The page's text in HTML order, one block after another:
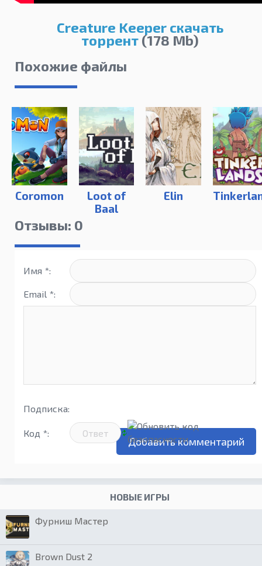
Creature Keeper скачать
торрент(178 Mb)
Похожие файлы
Coromon
Loot of
Baal
Elin
Отзывы: 0
Имя *:
Email *:
Подписка:
Код *:
НОВЫЕ ИГРЫ
Фурниш Мастер
Brown Dust 2